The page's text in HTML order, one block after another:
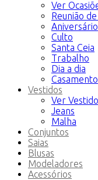
Ver
Reunião
Aniversário
Culto
Santa Ceia
Trabalho
Dia a dia
Casamento
Vestidos
Ver
Jeans
Malha
Conjuntos
Saias
Blusas
Modeladores
Acessórios